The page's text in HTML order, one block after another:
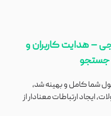
– هدایت کاربران و
جستجو
شما کامل و بهینه شد،
ایجاد ارتباطات معنادار از